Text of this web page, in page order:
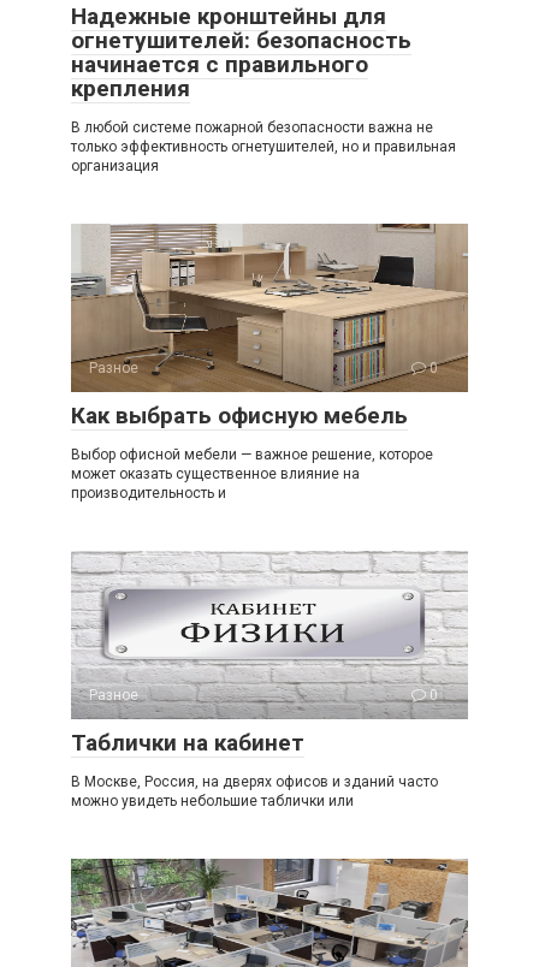
Надежные кронштейны для
огнетушителей: безопасность
начинается с правильного
крепления
В любой системе пожарной безопасности важна не
только эффективность огнетушителей, но и правильная
организация
Разное 0
Как выбрать офисную мебель
Выбор офисной мебели — важное решение, которое
может оказать существенное влияние на
производительность и
Разное 0
Таблички на кабинет
В Москве, Россия, на дверях офисов и зданий часто
можно увидеть небольшие таблички или